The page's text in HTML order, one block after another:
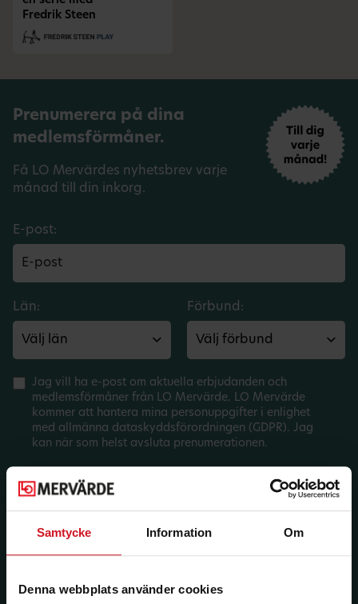
Samtycke Information Om
Denna webbplats använder cookies
Fredrik Steen
Prenumerera på dina
medlemsförmåner.
Få LO Mervärdes nyhetsbrev varje
månad till din inkorg.
E-post:
Län: Förbund:
Jag vill ha e-post om aktuella erbjudanden och
medlemsförmåner från LO Mervärde. LO Mervärde
kommer att hantera mina personuppgifter i enlighet
med allmänna dataskyddsförordningen (GDPR). Jag
kan när som helst avsluta prenumerationen.